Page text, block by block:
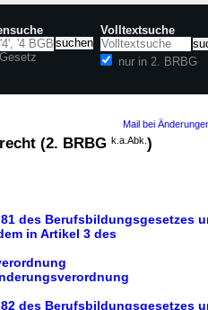
Gesetz
Volltextsuche
nur in 2. BRBG
Mail bei
(2. BRBG k.a.Abk. )
des Berufsbildungsgesetzes
in Artikel 3 des
des Berufsbildungsgesetzes